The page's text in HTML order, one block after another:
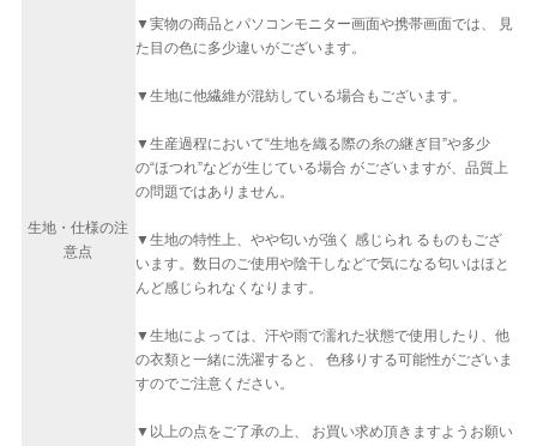
生地・仕様の注
意点
▼実物の商品とパソコンモニター画面や携帯画面では、 見
た目の色に多少違いがございます。
▼生地に他繊維が混紡している場合もございます。
▼生産過程において“生地を織る際の糸の継ぎ目”や多少
の“ほつれ”などが生じている場合 がございますが、品質上
の問題ではありません。
▼生地の特性上、やや匂いが強く 感じられ るものもござ
います。数日のご使用や陰干しなどで気になる匂いはほと
んど感じられなくなります。
▼生地によっては、汗や雨で濡れた状態で使用したり、他
の衣類と一緒に洗濯すると、 色移りする可能性がございま
すのでご注意ください。
▼以上の点をご了承の上、 お買い求め頂きますようお願い